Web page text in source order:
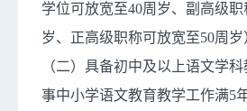
学位可放宽至40周岁、副高级职
岁、正高级职称可放宽至50周岁
（二）具备初中及以上语文学
事中小学语文教育教学工作满5年